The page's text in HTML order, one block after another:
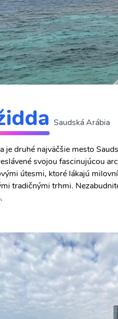
Saudská Arábia
je druhé najväčšie mesto
svojou fascinujúcou
útesmi, ktoré lákajú
tradičnými trhmi.